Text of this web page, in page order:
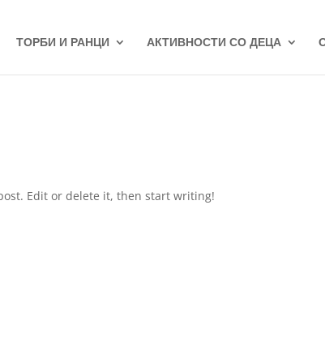
ТОРБИ И РАНЦИ АКТИВНОСТИ СО ДЕЦА
Edit or delete it, then start writing!